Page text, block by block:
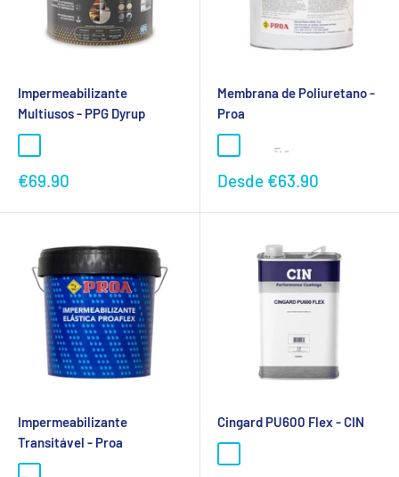
Impermeabilizante
Multiusos - PPG Dyrup
Preço
€69.90
Membrana de Poliuretano -
Proa
Preço
Desde €63.90
Impermeabilizante
Transitável - Proa
Cingard PU600 Flex - CIN